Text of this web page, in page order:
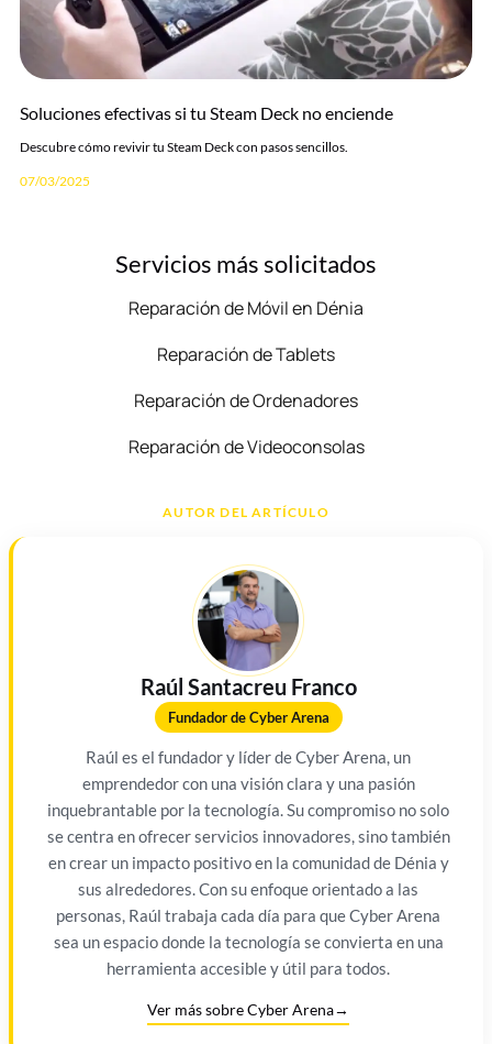
Soluciones efectivas si tu Steam Deck no enciende
Descubre cómo revivir tu Steam Deck con pasos sencillos.
07/03/2025
Servicios más solicitados
Reparación de Móvil en Dénia
Reparación de Tablets
Reparación de Ordenadores
Reparación de Videoconsolas
AUTOR DEL ARTÍCULO
Raúl Santacreu Franco
Fundador de Cyber Arena
Raúl es el fundador y líder de Cyber Arena, un
emprendedor con una visión clara y una pasión
inquebrantable por la tecnología. Su compromiso no solo
se centra en ofrecer servicios innovadores, sino también
en crear un impacto positivo en la comunidad de Dénia y
sus alrededores. Con su enfoque orientado a las
personas, Raúl trabaja cada día para que Cyber Arena
sea un espacio donde la tecnología se convierta en una
herramienta accesible y útil para todos.
Ver más sobre Cyber Arena→